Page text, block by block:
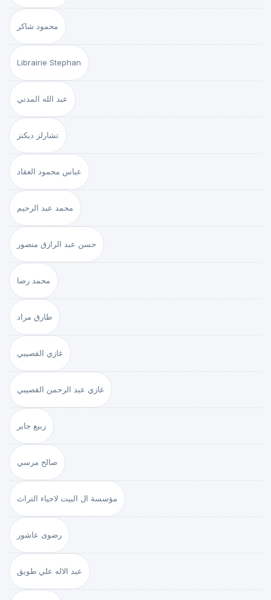
محمود شاكر
Librairie Stephan
عبد الله المدني
تشارلز ديكنز
عباس محمود العقاد
محمد عبد الرحيم
حسن عبد الرازق منصور
محمد رضا
طارق مراد
غازي القصيبي
غازي عبد الرحمن القصيبي
ربيع جابر
صالح مرسي
مؤسسة ال البيت لاحياء التراث
رضوى عاشور
عبد الاله علي طويق